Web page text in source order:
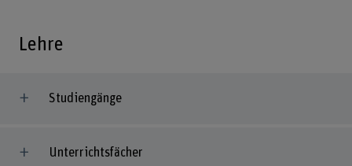
Lehre
Studiengänge
Unterrichtsfächer